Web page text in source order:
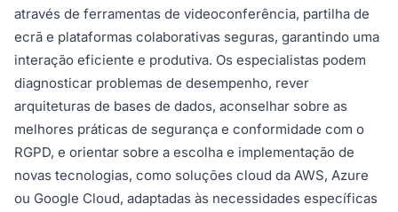
através de ferramentas de videoconferência, partilha de
ecrã e plataformas colaborativas seguras, garantindo uma
interação eficiente e produtiva. Os especialistas podem
diagnosticar problemas de desempenho, rever
arquiteturas de bases de dados, aconselhar sobre as
melhores práticas de segurança e conformidade com o
RGPD, e orientar sobre a escolha e implementação de
novas tecnologias, como soluções cloud da AWS, Azure
ou Google Cloud, adaptadas às necessidades específicas